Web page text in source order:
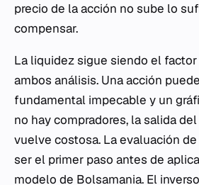
precio de la acción no sube lo
compensar.
La liquidez sigue siendo el
ambos análisis. Una acción
fundamental impecable y un
no hay compradores, la salida
vuelve costosa. La evaluación
ser el primer paso antes de
modelo de Bolsamania. El